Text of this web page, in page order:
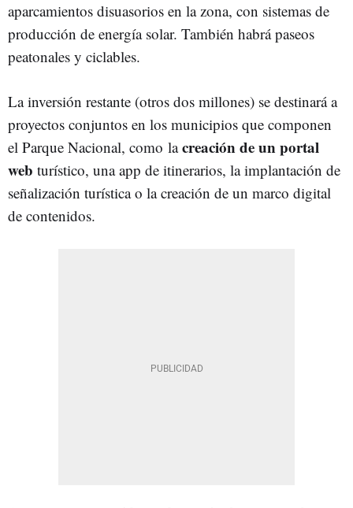
aparcamientos disuasorios en la zona, con sistemas de
producción de energía solar. También habrá paseos
peatonales y ciclables.
La inversión restante (otros dos millones) se destinará a
proyectos conjuntos en los municipios que componen
el Parque Nacional, como lacreación de un portal
web turístico, una app de itinerarios, la implantación de
señalización turística o la creación de un marco digital
de contenidos.